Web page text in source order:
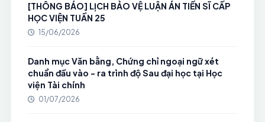
[THÔNG BÁO] LỊCH BẢO VỆ LUẬN ÁN TIẾN SĨ CẤP
HỌC VIỆN TUẦN 25
15/06/2026
Danh mục Văn bằng, Chứng chỉ ngoại ngữ xét
chuẩn đầu vào - ra trình độ Sau đại học tại Học
viện Tài chính
01/07/2026